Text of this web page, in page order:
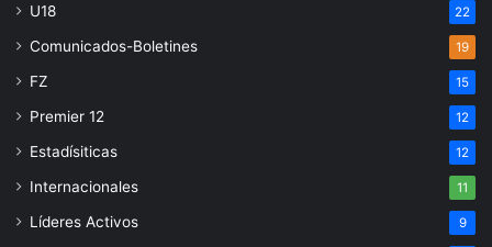
U18 22
Comunicados-Boletines 19
FZ 15
Premier 12 12
Estadísiticas 12
Internacionales 11
Líderes Activos 9